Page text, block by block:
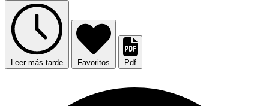
Leer más tarde Favoritos Pdf